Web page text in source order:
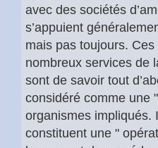
avec des sociétés
s’appuient
mais pas toujours.
nombreux services de
sont de savoir tout
considéré comme une
organismes impliqués.
constituent une "